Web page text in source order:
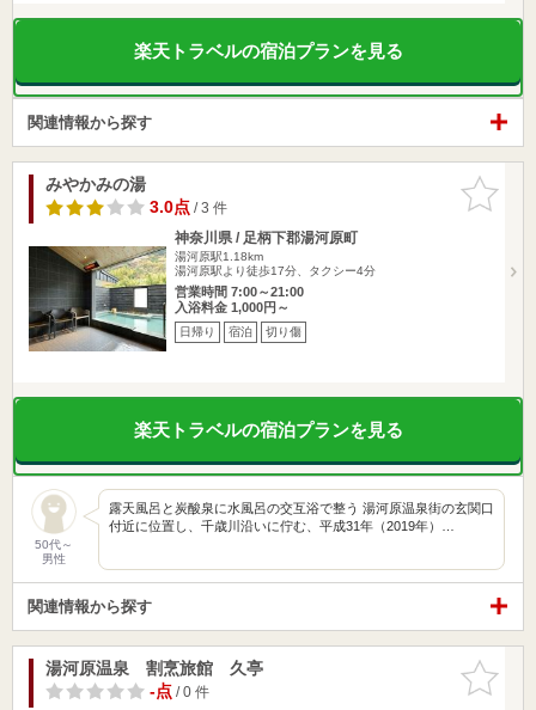
楽天トラベルの宿泊プランを見る
関連情報から探す
お気に入
りに追加
みやかみの湯
3.0点/ 3 件
神奈川県 / 足柄下郡湯河原町
湯河原駅1.18km
湯河原駅より徒歩17分、タクシー4分
営業時間 7:00～21:00
入浴料金 1,000円～
日帰り 宿泊 切り傷
楽天トラベルの宿泊プランを見る
50代～
男性
露天風呂と炭酸泉に水風呂の交互浴で整う 湯河原温泉街の玄関口
付近に位置し、千歳川沿いに佇む、平成31年（2019年）…
関連情報から探す
お気に入
りに追加
湯河原温泉 割烹旅館 久亭
-点/ 0 件